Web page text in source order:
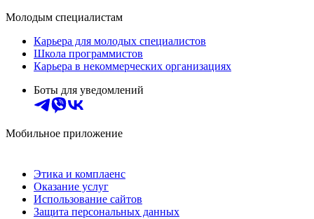
Молодым специалистам
Карьера для молодых специалистов
Школа программистов
Карьера в некоммерческих организациях
Боты для уведомлений
Мобильное приложение
Этика и комплаенс
Оказание услуг
Использование сайтов
Защита персональных данных